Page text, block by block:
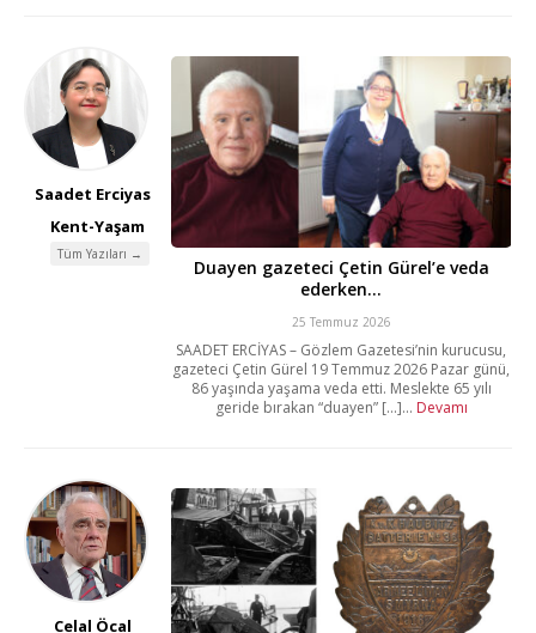
Saadet Erciyas
Kent-Yaşam
Tüm Yazıları →
Duayen gazeteci Çetin Gürel’e veda
ederken…
25 Temmuz 2026
SAADET ERCİYAS – Gözlem Gazetesi’nin kurucusu,
gazeteci Çetin Gürel 19 Temmuz 2026 Pazar günü,
86 yaşında yaşama veda etti. Meslekte 65 yılı
geride bırakan “duayen” [...]... Devamı
Celal Öcal